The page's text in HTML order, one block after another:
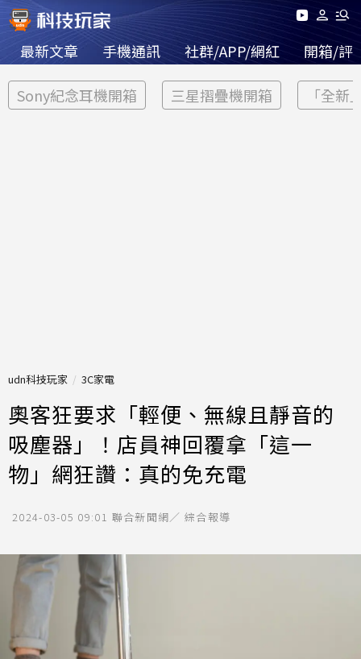
最新文章 手機通訊 社群/APP/網紅 開箱/評
Sony紀念耳機開箱 三星摺疊機開箱 「全新
udn科技玩家 3C家電
奧客狂要求「輕便、無線且靜音的
吸塵器」！店員神回覆拿「這一
物」網狂讚：真的免充電
2024-03-05 09:01 聯合新聞網／ 綜合報導